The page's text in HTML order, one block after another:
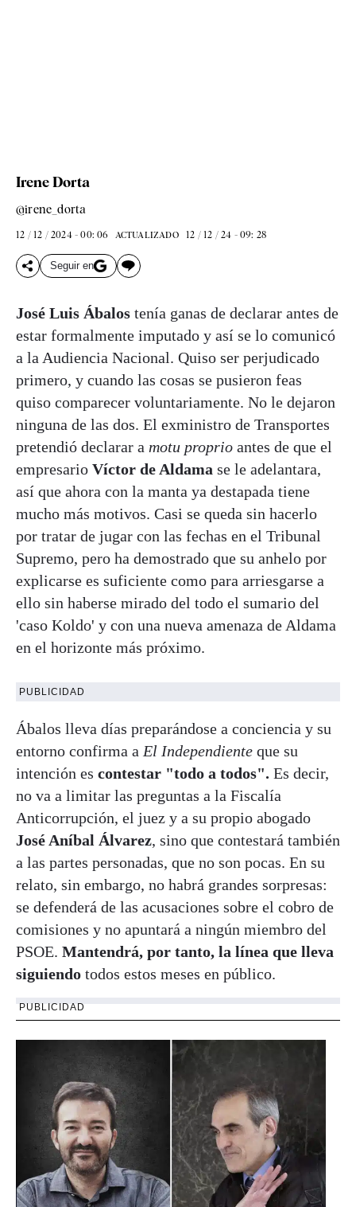
Irene Dorta
@irene_dorta
12 / 12 / 2024 - 00: 06 ACTUALIZADO 12 / 12 / 24 - 09: 28
Seguir en
José Luis Ábalos tenía ganas de declarar antes de
estar formalmente imputado y así se lo comunicó
a la Audiencia Nacional. Quiso ser perjudicado
primero, y cuando las cosas se pusieron feas
quiso comparecer voluntariamente. No le dejaron
ninguna de las dos. El exministro de Transportes
pretendió declarar a motu proprio antes de que el
empresario Víctor de Aldama se le adelantara,
así que ahora con la manta ya destapada tiene
mucho más motivos. Casi se queda sin hacerlo
por tratar de jugar con las fechas en el Tribunal
Supremo, pero ha demostrado que su anhelo por
explicarse es suficiente como para arriesgarse a
ello sin haberse mirado del todo el sumario del
'caso Koldo' y con una nueva amenaza de Aldama
en el horizonte más próximo.
PUBLICIDAD
Ábalos lleva días preparándose a conciencia y su
entorno confirma a El Independiente que su
intención es contestar "todo a todos". Es decir,
no va a limitar las preguntas a la Fiscalía
Anticorrupción, el juez y a su propio abogado
José Aníbal Álvarez, sino que contestará también
a las partes personadas, que no son pocas. En su
relato, sin embargo, no habrá grandes sorpresas:
se defenderá de las acusaciones sobre el cobro de
comisiones y no apuntará a ningún miembro del
PSOE. Mantendrá, por tanto, la línea que lleva
siguiendo todos estos meses en público.
PUBLICIDAD